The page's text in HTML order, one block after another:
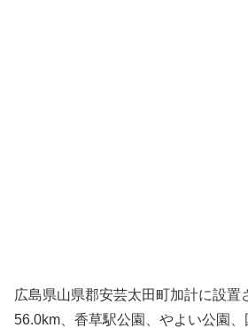
広島県山県郡安芸太田町加計に設置
56.0km、香草駅公園、やよい公園